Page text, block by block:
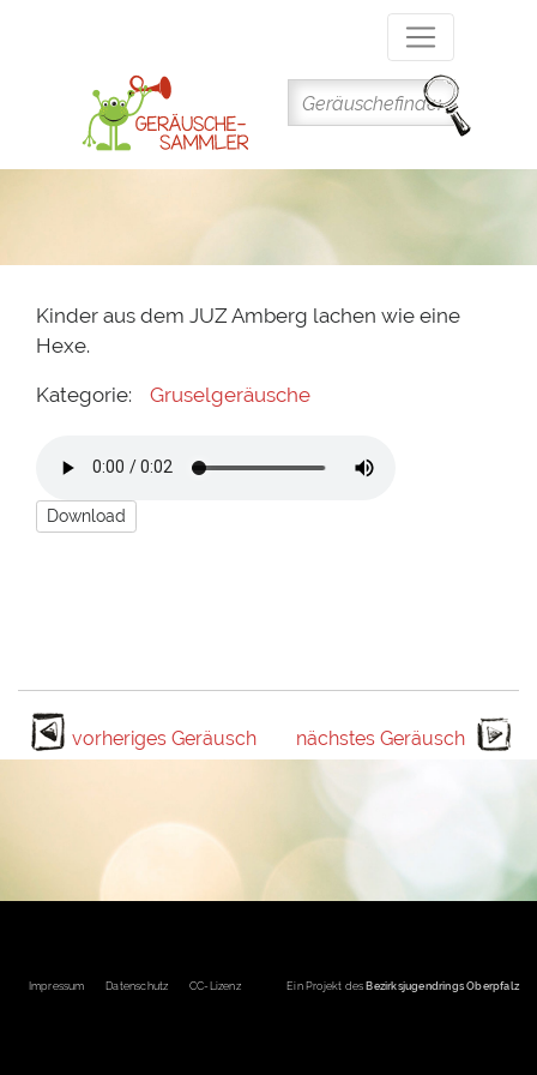
Inhalt
Kinder aus dem JUZ Amberg lachen wie eine
Hexe.
Kategorie: Gruselgeräusche
Download
vorheriges Geräusch nächstes Geräusch
Impressum Datenschutz CC-Lizenz Ein Projekt des Bezirksjugendrings Oberpfalz